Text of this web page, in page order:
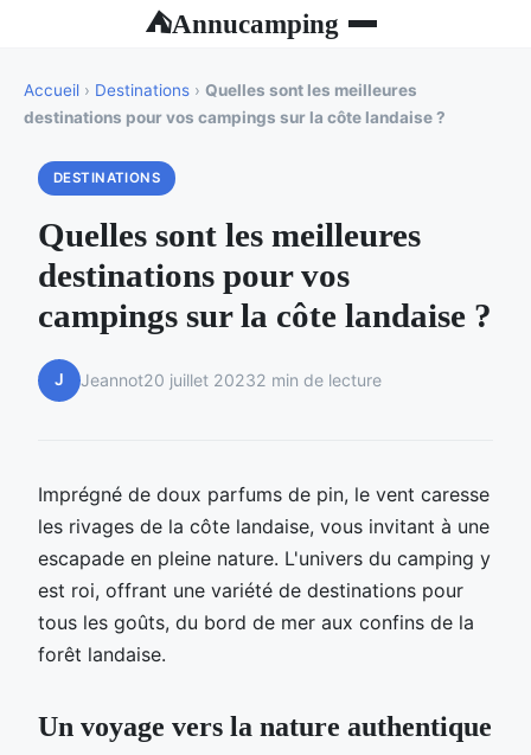
⛺Annucamping
Accueil › Destinations › Quelles sont les meilleures
destinations pour vos campings sur la côte landaise ?
DESTINATIONS
Quelles sont les meilleures
destinations pour vos
campings sur la côte landaise ?
J Jeannot20 juillet 20232 min de lecture
Imprégné de doux parfums de pin, le vent caresse
les rivages de la côte landaise, vous invitant à une
escapade en pleine nature. L'univers du camping y
est roi, offrant une variété de destinations pour
tous les goûts, du bord de mer aux confins de la
forêt landaise.
Un voyage vers la nature authentique